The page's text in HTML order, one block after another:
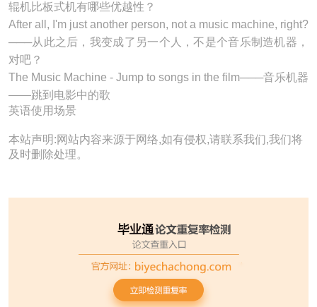
辊机比板式机有哪些优越性？
After all, I'm just another person, not a music machine, right?
───从此之后，我变成了另一个人，不是个音乐制造机器，
对吧？
The Music Machine - Jump to songs in the film───音乐机器
——跳到电影中的歌
英语使用场景
本站声明:网站内容来源于网络,如有侵权,请联系我们,我们将
及时删除处理。